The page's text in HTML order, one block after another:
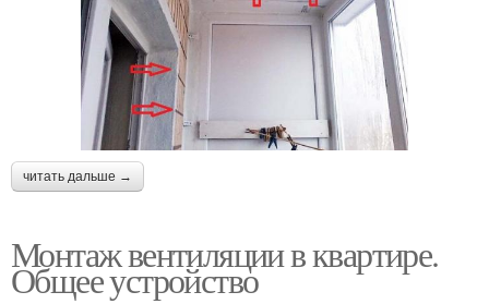
читать дальше →
Монтаж вентиляции в квартире.
Общее устройство